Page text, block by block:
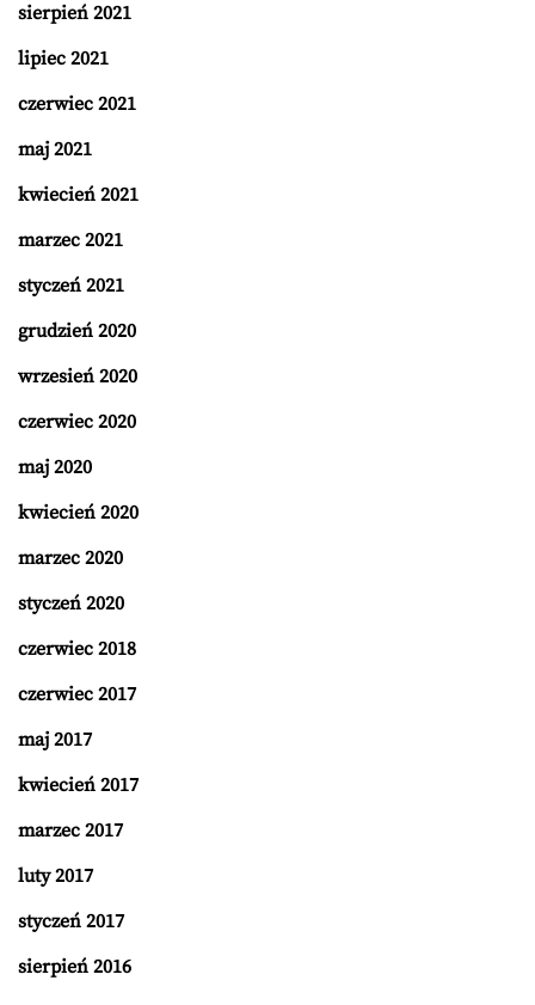
sierpień 2021
lipiec 2021
czerwiec 2021
maj 2021
kwiecień 2021
marzec 2021
styczeń 2021
grudzień 2020
wrzesień 2020
czerwiec 2020
maj 2020
kwiecień 2020
marzec 2020
styczeń 2020
czerwiec 2018
czerwiec 2017
maj 2017
kwiecień 2017
marzec 2017
luty 2017
styczeń 2017
sierpień 2016